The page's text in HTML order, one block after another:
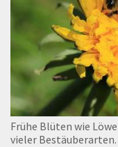
Frühe Blüten wie
vieler Bestäuberarten.